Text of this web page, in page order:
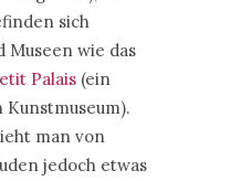
sich
Museen wie das
Palais (ein
man von
jedoch etwas